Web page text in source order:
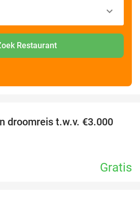
Restaurant
droomreis t.w.v. €3.000
Gratis